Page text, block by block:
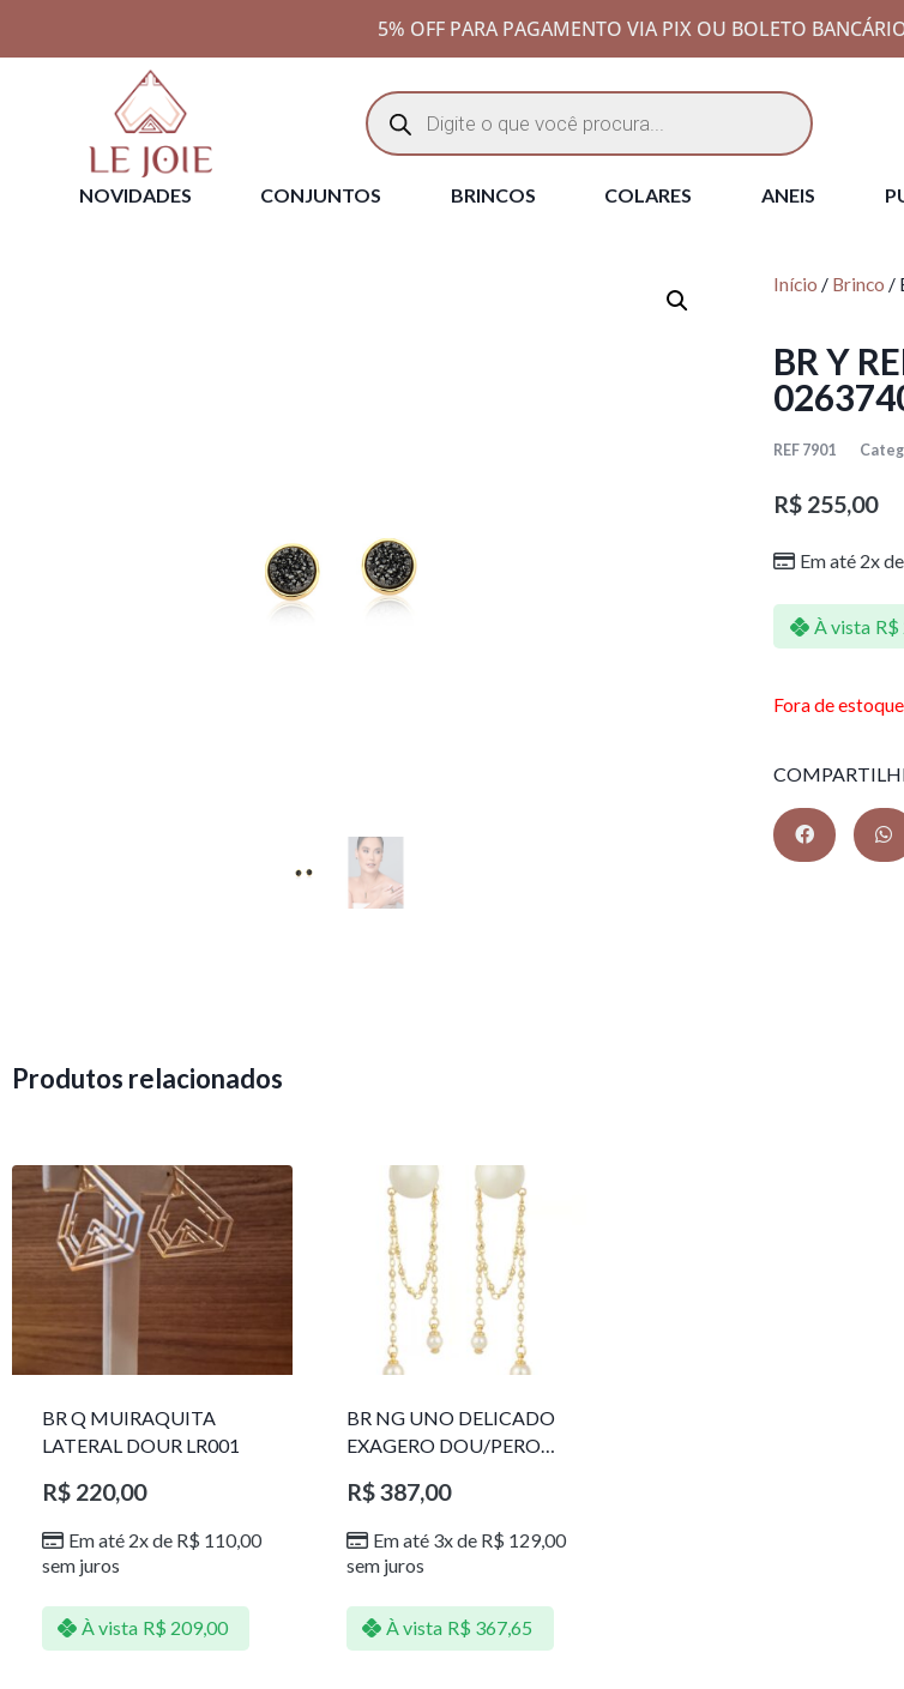
5% OFF PARA PAGAMENTO VIA PIX OU BOLETO
NOVIDADES CONJUNTOS BRINCOS COLARES ANEIS
Início / Brinco /
BR Y
REF 7901
R$ 255,00
Em até 2x de
À vista R$
Fora de estoque
Produtos relacionados
BR Q MUIRAQUITA
LATERAL DOUR LR001
R$220,00
Em até 2x de R$ 110,00
sem juros
À vista R$ 209,00
BR NG UNO DELICADO
EXAGERO DOU/PERO
R$387,00
Em até 3x de R$ 129,00
sem juros
À vista R$ 367,65